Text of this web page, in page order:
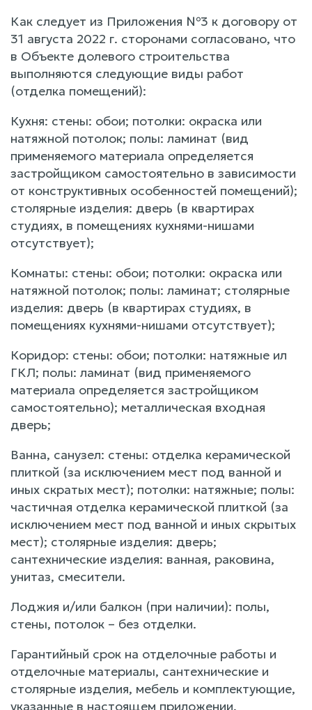
Как следует из Приложения №3 к договору от
31 августа 2022 г. сторонами согласовано, что
в Объекте долевого строительства
выполняются следующие виды работ
(отделка помещений):
Кухня: стены: обои; потолки: окраска или
натяжной потолок; полы: ламинат (вид
применяемого материала определяется
застройщиком самостоятельно в зависимости
от конструктивных особенностей помещений);
столярные изделия: дверь (в квартирах
студиях, в помещениях кухнями-нишами
отсутствует);
Комнаты: стены: обои; потолки: окраска или
натяжной потолок; полы: ламинат; столярные
изделия: дверь (в квартирах студиях, в
помещениях кухнями-нишами отсутствует);
Коридор: стены: обои; потолки: натяжные ил
ГКЛ; полы: ламинат (вид применяемого
материала определяется застройщиком
самостоятельно); металлическая входная
дверь;
Ванна, санузел: стены: отделка керамической
плиткой (за исключением мест под ванной и
иных скратых мест); потолки: натяжные; полы:
частичная отделка керамической плиткой (за
исключением мест под ванной и иных скрытых
мест); столярные изделия: дверь;
сантехнические изделия: ванная, раковина,
унитаз, смесители.
Лоджия и/или балкон (при наличии): полы,
стены, потолок – без отделки.
Гарантийный срок на отделочные работы и
отделочные материалы, сантехнические и
столярные изделия, мебель и комплектующие,
указанные в настоящем приложении,